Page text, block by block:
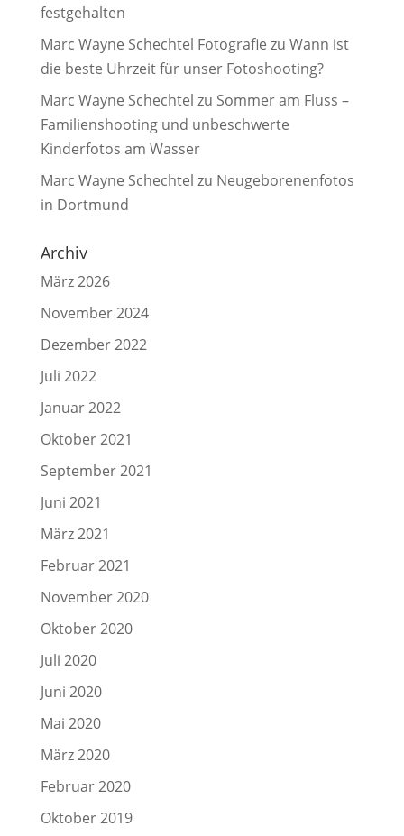
festgehalten
Marc Wayne Schechtel Fotografie zu Wann ist
die beste Uhrzeit für unser Fotoshooting?
Marc Wayne Schechtel zu Sommer am Fluss –
Familienshooting und unbeschwerte
Kinderfotos am Wasser
Marc Wayne Schechtel zu Neugeborenenfotos
in Dortmund
Archiv
März 2026
November 2024
Dezember 2022
Juli 2022
Januar 2022
Oktober 2021
September 2021
Juni 2021
März 2021
Februar 2021
November 2020
Oktober 2020
Juli 2020
Juni 2020
Mai 2020
März 2020
Februar 2020
Oktober 2019